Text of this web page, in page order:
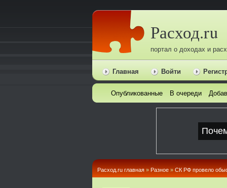
Расход.ru
портал о доходах и
Главная Войти
Опубликованные В очереди
Расход.ru главная » Pазное » СК РФ провело